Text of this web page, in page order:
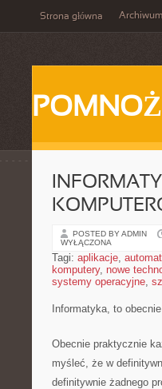
Strona główna Archiwum
POSTED BY ADMIN
WYŁĄCZONA
Tagi: aplikacje,
komputery, nowe
systemy operacyjne,
Informatyka, to
Obecnie praktycznie
myśleć, że w
definitywnie żadnego